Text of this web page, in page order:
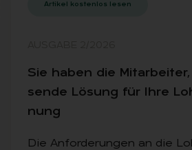
Artikel kostenlos lesen
Sie ha­ben die
sen­de Lö­sung für Ihre
nung
Die Anforderungen an die